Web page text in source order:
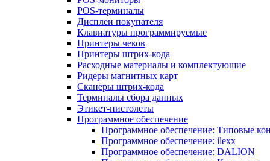
POS-терминалы
Дисплеи покупателя
Клавиатуры программируемые
Принтеры чеков
Принтеры штрих-кода
Расходные материалы и комплектующие
Ридеры магнитных карт
Сканеры штрих-кода
Терминалы сбора данных
Этикет-пистолеты
Программное обеспечение
Программное обеспечение: Типовые
Программное обеспечение: ilexx
Программное обеспечение: DALION